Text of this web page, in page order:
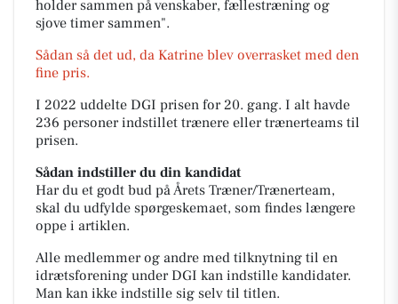
holder sammen på venskaber, fællestræning og
sjove timer sammen".
Sådan så det ud, da Katrine blev overrasket med den
fine pris.
I 2022 uddelte DGI prisen for 20. gang. I alt havde
236 personer indstillet trænere eller trænerteams til
prisen.
Sådan indstiller du din kandidat
Har du et godt bud på Årets Træner/Trænerteam,
skal du udfylde spørgeskemaet, som findes længere
oppe i artiklen.
Alle medlemmer og andre med tilknytning til en
idrætsforening under DGI kan indstille kandidater.
Man kan ikke indstille sig selv til titlen.